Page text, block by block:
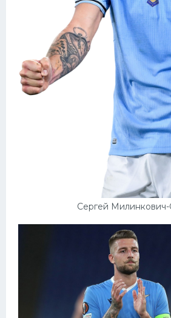
Сергей Милинкович-